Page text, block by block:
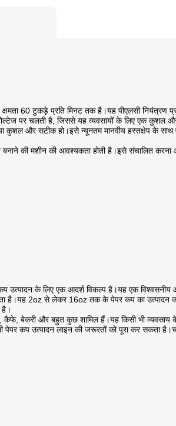
क्षमता 60 टुकड़े प्रति मिनट तक है।यह पीएलसी
पर चलती है, जिससे यह व्यवसायों के लिए एक कुशल और
कुशल और सटीक हो।इसे न्यूनतम मानवीय हस्तक्षेप के
बनाने की मशीन की आवश्यकता होती है।इसे संचालित
उत्पादन के लिए एक आदर्श विकल्प है।यह एक
है।यह 2oz से लेकर 16oz तक के पेपर कप का उत्पादन
है।
बेकरी और बहुत कुछ शामिल हैं।यह किसी भी
कप उत्पादन लाइन की जरूरतों को पूरा कर सकता